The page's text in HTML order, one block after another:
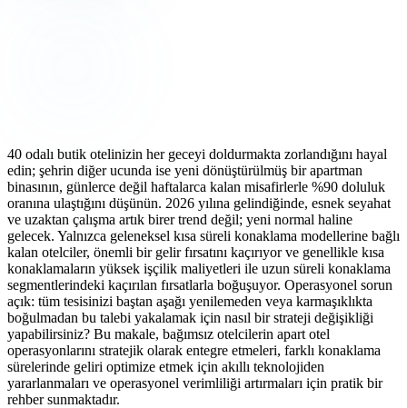
40 odalı butik otelinizin her geceyi doldurmakta zorlandığını hayal
edin; şehrin diğer ucunda ise yeni dönüştürülmüş bir apartman
binasının, günlerce değil haftalarca kalan misafirlerle %90 doluluk
oranına ulaştığını düşünün. 2026 yılına gelindiğinde, esnek seyahat
ve uzaktan çalışma artık birer trend değil; yeni normal haline
gelecek. Yalnızca geleneksel kısa süreli konaklama modellerine bağlı
kalan otelciler, önemli bir gelir fırsatını kaçırıyor ve genellikle kısa
konaklamaların yüksek işçilik maliyetleri ile uzun süreli konaklama
segmentlerindeki kaçırılan fırsatlarla boğuşuyor. Operasyonel sorun
açık: tüm tesisinizi baştan aşağı yenilemeden veya karmaşıklıkta
boğulmadan bu talebi yakalamak için nasıl bir strateji değişikliği
yapabilirsiniz? Bu makale, bağımsız otelcilerin apart otel
operasyonlarını stratejik olarak entegre etmeleri, farklı konaklama
sürelerinde geliri optimize etmek için akıllı teknolojiden
yararlanmaları ve operasyonel verimliliği artırmaları için pratik bir
rehber sunmaktadır.